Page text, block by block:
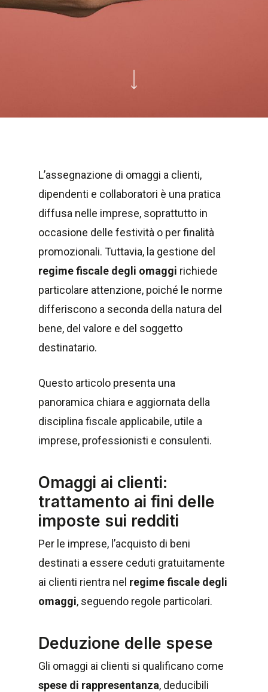
L’assegnazione di omaggi a clienti,
dipendenti e collaboratori è una pratica
diffusa nelle imprese, soprattutto in
occasione delle festività o per finalità
promozionali. Tuttavia, la gestione del
regime fiscale degli omaggi richiede
particolare attenzione, poiché le norme
differiscono a seconda della natura del
bene, del valore e del soggetto
destinatario.
Questo articolo presenta una
panoramica chiara e aggiornata della
disciplina fiscale applicabile, utile a
imprese, professionisti e consulenti.
Omaggi ai clienti:
trattamento ai fini delle
imposte sui redditi
Per le imprese, l’acquisto di beni
destinati a essere ceduti gratuitamente
ai clienti rientra nel regime fiscale degli
omaggi, seguendo regole particolari.
Deduzione delle spese
Gli omaggi ai clienti si qualificano come
spese di rappresentanza, deducibili